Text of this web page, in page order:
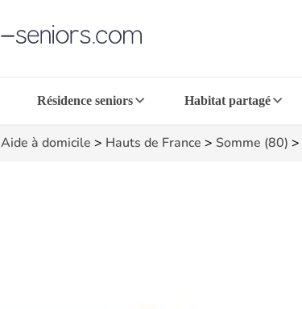
Résidence seniors Habitat partagé
Aide à domicile > Hauts de France > Somme (80) >